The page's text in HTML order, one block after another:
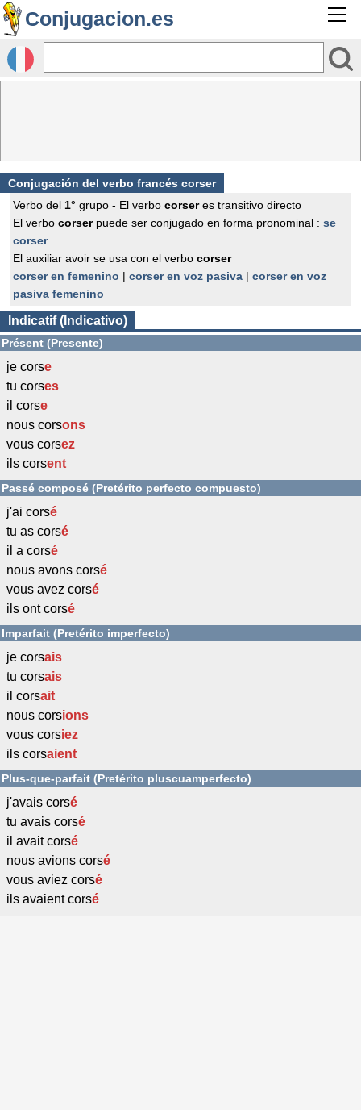
Conjugacion.es
Conjugación del verbo francés corser
Verbo del 1° grupo - El verbo corseres transitivo directo
El verbo corserpuede ser conjugado en forma pronominal : se
corser
El auxiliar avoir se usa con el verbo corser
corser en femenino | corser en voz pasiva | corser en voz
pasiva femenino
Indicatif (Indicativo)
Présent (Presente)
je corse
tu corses
il corse
nous corsons
vous corsez
ils corsent
Passé composé (Pretérito perfecto compuesto)
j'ai corsé
tu as corsé
il a corsé
nous avons corsé
vous avez corsé
ils ont corsé
Imparfait (Pretérito imperfecto)
je corsais
tu corsais
il corsait
nous corsions
vous corsiez
ils corsaient
Plus-que-parfait (Pretérito pluscuamperfecto)
j'avais corsé
tu avais corsé
il avait corsé
nous avions corsé
vous aviez corsé
ils avaient corsé